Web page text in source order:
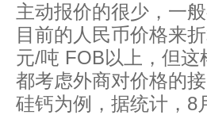
主动报价的很少，一
目前的人民币价格来
元/吨 FOB以上，但
都考虑外商对价格的
硅钙为例，据统计，8